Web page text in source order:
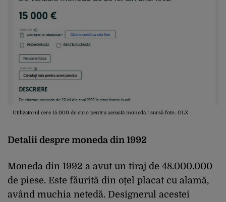
Utilizatorul cere 15.000 de euro pentru această monedă / sursă foto: OLX
Detalii despre moneda din 1992
Moneda din 1992 a avut un tiraj de 48.000.000
de piese. Este făurită din oțel placat cu alamă,
având muchia netedă. Designerul acestei